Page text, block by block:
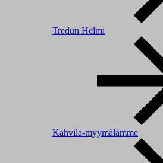
Tredun Helmi
Kahvila-myymälämme